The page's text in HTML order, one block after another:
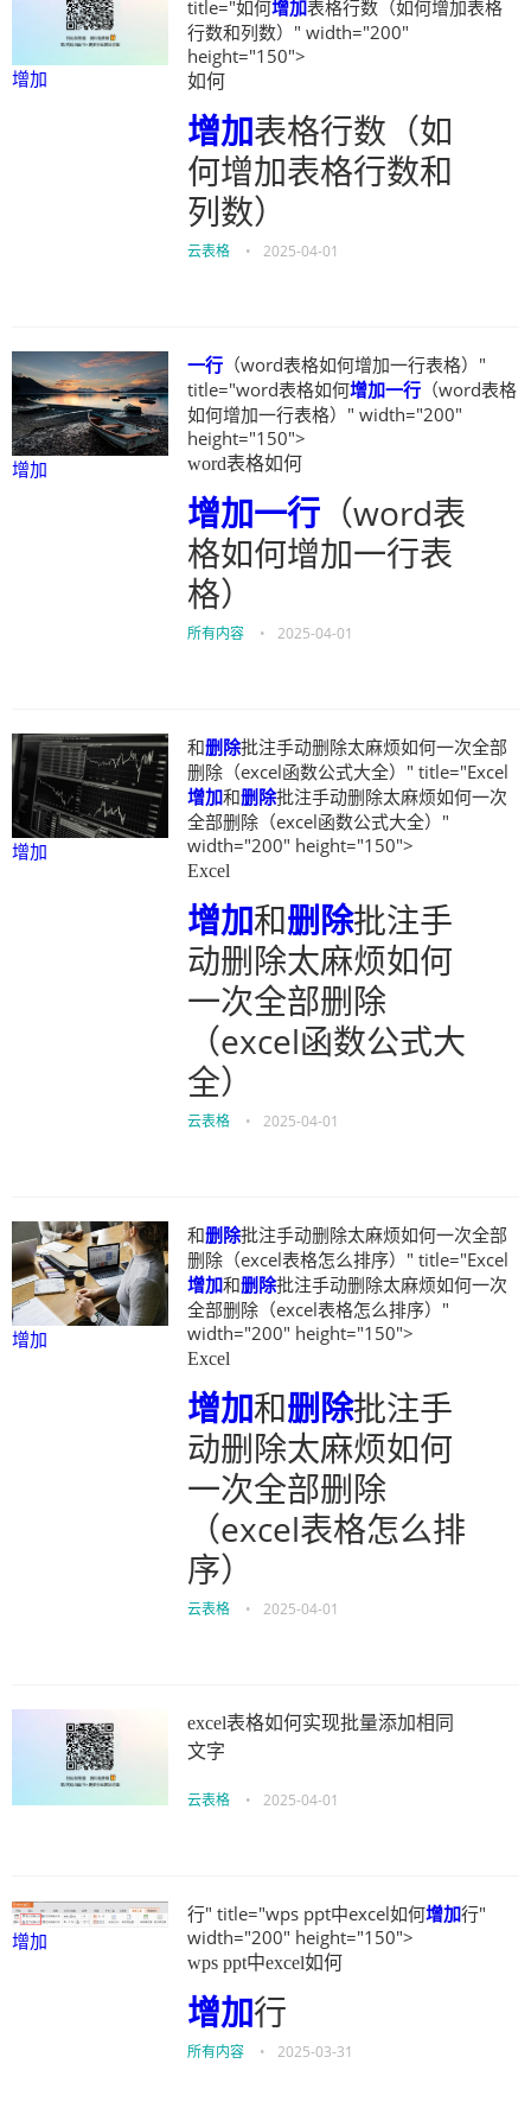
增加
title="如何增加表格行数（如何增加表格
行数和列数）" width="200"
height="150">
如何
增加表格行数（如
何增加表格行数和
列数）
云表格 • 2025-04-01
增加
一行 （word表格如何增加一行表格）"
title="word表格如何增加一行 （word表格
如何增加一行表格）" width="200"
height="150">
word表格如何
增加一行 （word表
格如何增加一行表
格）
所有内容 • 2025-04-01
增加
和删除批注手动删除太麻烦如何一次全部
删除（excel函数公式大全）" title="Excel
增加和删除批注手动删除太麻烦如何一次
全部删除（excel函数公式大全）"
width="200" height="150">
Excel
增加和删除批注手
动删除太麻烦如何
一次全部删除
（excel函数公式大
全）
云表格 • 2025-04-01
增加
和删除批注手动删除太麻烦如何一次全部
删除（excel表格怎么排序）" title="Excel
增加和删除批注手动删除太麻烦如何一次
全部删除（excel表格怎么排序）"
width="200" height="150">
Excel
增加和删除批注手
动删除太麻烦如何
一次全部删除
（excel表格怎么排
序）
云表格 • 2025-04-01
excel表格如何实现批量添加相同
文字
云表格 • 2025-04-01
增加
行" title="wps ppt中excel如何增加行"
width="200" height="150">
wps ppt中excel如何
增加行
所有内容 • 2025-03-31